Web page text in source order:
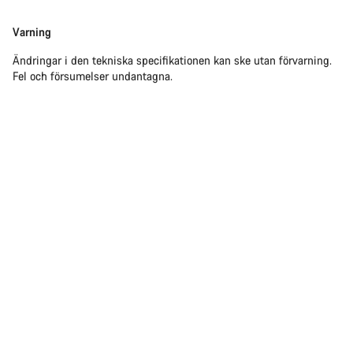
Varning
Ändringar i den tekniska specifikationen kan ske utan förvarning.
Fel och försumelser undantagna.